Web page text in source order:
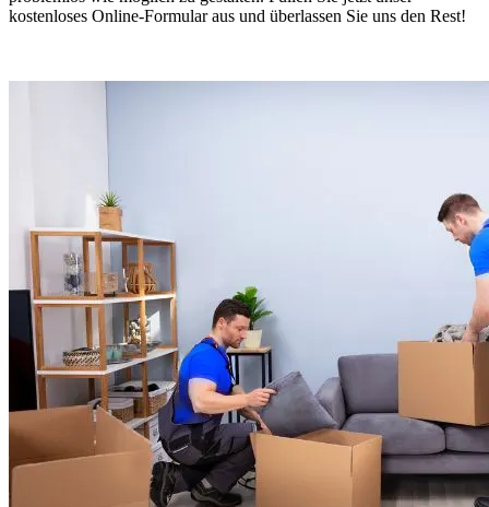
kostenloses Online-Formular aus und überlassen Sie uns den Rest!